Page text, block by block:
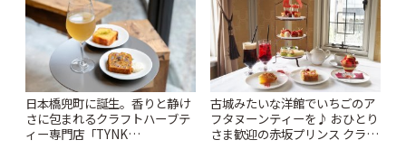
日本橋兜町に誕生。香りと静け
さに包まれるクラフトハーブテ
ィー専門店「TYNK
古城みたいな洋館でいちごのア
フタヌーンティーを♪ おひとり
さま歓迎の赤坂プリンス クラシ